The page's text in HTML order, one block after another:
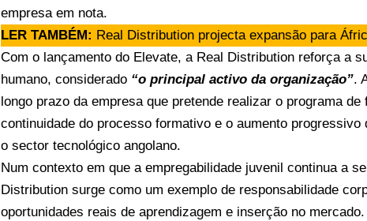
empresa em nota.
LER TAMBÉM: Real Distribution projecta expansão para
Com o lançamento do Elevate, a Real Distribution reforça a
humano, considerado “o principal activo da organização”.
longo prazo da empresa que pretende realizar o programa
continuidade do processo formativo e o aumento
o sector tecnológico angolano.
Num contexto em que a empregabilidade juvenil continua a
Distribution surge como um exemplo de responsabilidade
oportunidades reais de aprendizagem e inserção no mercado.